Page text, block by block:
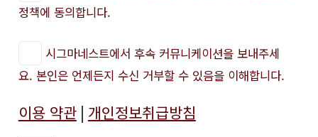
정책에 동의합니다.
시그마네스트에서 후속 커뮤니케이션을 보내주세
요. 본인은 언제든지 수신 거부할 수 있음을 이해합니다.
이용 약관| 개인정보취급방침